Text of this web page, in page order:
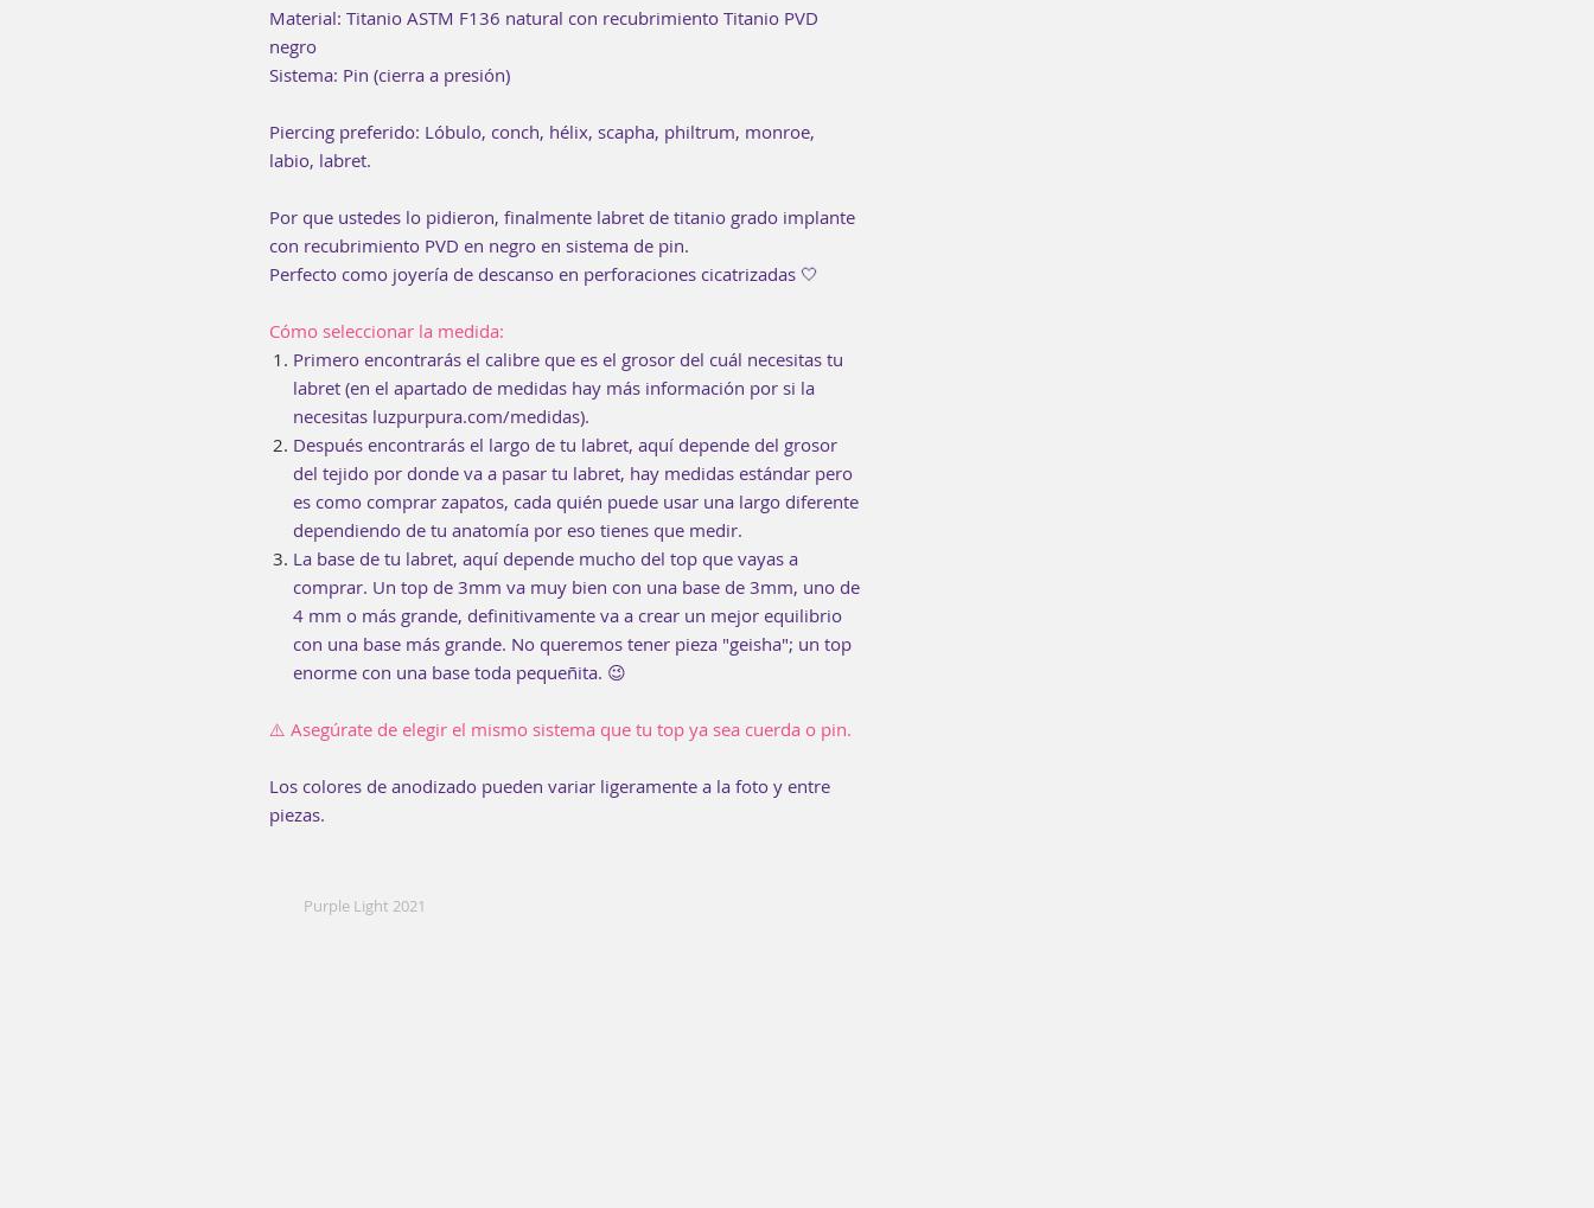
Material: Titanio ASTM F136 natural con recubrimiento Titanio PVD
negro
Sistema: Pin (cierra a presión)
Piercing preferido: Lóbulo, conch, hélix, scapha, philtrum, monroe,
labio, labret.
Por que ustedes lo pidieron, finalmente labret de titanio grado implante
con recubrimiento PVD en negro en sistema de pin.
Perfecto como joyería de descanso en perforaciones cicatrizadas 🤍
Cómo seleccionar la medida:
Primero encontrarás el calibre que es el grosor del cuál necesitas tu
labret (en el apartado de medidas hay más información por si la
necesitas luzpurpura.com/medidas).
Después encontrarás el largo de tu labret, aquí depende del grosor
del tejido por donde va a pasar tu labret, hay medidas estándar pero
es como comprar zapatos, cada quién puede usar una largo diferente
dependiendo de tu anatomía por eso tienes que medir.
La base de tu labret, aquí depende mucho del top que vayas a
comprar. Un top de 3mm va muy bien con una base de 3mm, uno de
4 mm o más grande, definitivamente va a crear un mejor equilibrio
con una base más grande. No queremos tener pieza "geisha"; un top
enorme con una base toda pequeñita. 😉
⚠️ Asegúrate de elegir el mismo sistema que tu top ya sea cuerda o pin.
Los colores de anodizado pueden variar ligeramente a la foto y entre
piezas.
Purple Light 2021